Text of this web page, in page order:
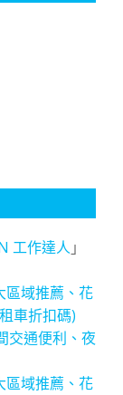
工作達人 」
區域推薦、花
車折扣碼)
交通便利、夜
區域推薦、花